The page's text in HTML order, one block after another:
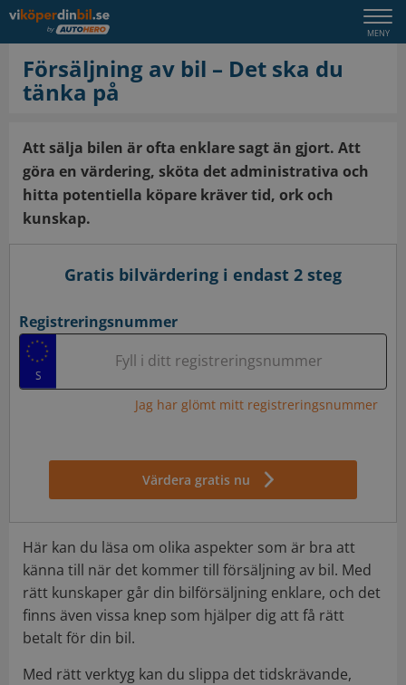
MENY
Försäljning av bil – Det ska du
tänka på
Att sälja bilen är ofta enklare sagt än gjort. Att
göra en värdering, sköta det administrativa och
hitta potentiella köpare kräver tid, ork och
kunskap.
Gratis bilvärdering i endast 2 steg
Registreringsnummer
Fyll i ditt registreringsnummer
Jag har glömt mitt registreringsnummer
Värdera gratis nu
Här kan du läsa om olika aspekter som är bra att
känna till när det kommer till försäljning av bil. Med
rätt kunskaper går din bilförsäljning enklare, och det
finns även vissa knep som hjälper dig att få rätt
betalt för din bil.
Med rätt verktyg kan du slippa det tidskrävande,